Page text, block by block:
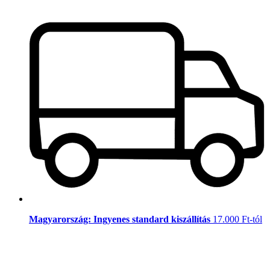
Magyarország: Ingyenes standard kiszállítás 17.000 Ft-tól